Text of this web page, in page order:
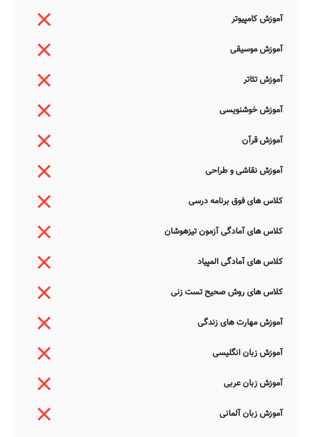
آموزش کامپیوتر
آموزش موسیقی
آموزش تئاتر
آموزش خوشنویسی
آموزش قرآن
آموزش نقاشی و طراحی
کلاس های فوق برنامه درسی
کلاس های آمادگی آزمون تیزهوشان
کلاس های آمادگی المپیاد
کلاس های روش صحیح تست زنی
آموزش مهارت های زندگی
آموزش زبان انگلیسی
آموزش زبان عربی
آموزش زبان آلمانی